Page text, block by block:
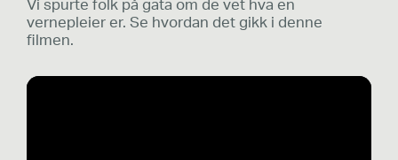
Vi spurte folk på gata om de vet hva en
vernepleier er. Se hvordan det gikk i denne
filmen.